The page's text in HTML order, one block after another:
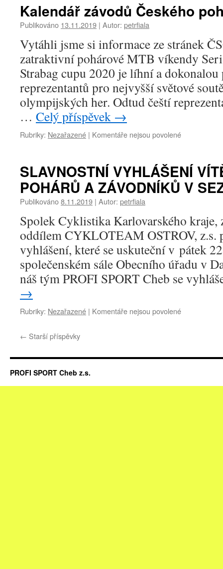
Kalendář
poháru
silnice
Kalendář závodů Českého
Publikováno 13.11.2019 | Autor: petrfiala
Vytáhli jsme si informace ze stránek
zatraktivní pohárové MTB víkendy
Strabag cupu 2020 je líhní a
reprezentantů pro nejvyšší světové
olympijských her. Odtud čeští
… Celý příspěvek →
Rubriky: Nezařazené | Komentáře nejsou povolenéu
názvem
Kalendář
závodů
Českého
kol
SLAVNOSTNÍ VYHLÁŠENÍ
POHÁRŮ A ZÁVODNÍKŮ V
Publikováno8.11.2019 | Autor: petrfiala
Spolek Cyklistika Karlovarského kraje,
oddílem CYKLOTEAM OSTROV, z.s.
vyhlášení, které se uskuteční v pátek
společenském sále Obecního úřadu v
náš tým PROFI SPORT Cheb se
→
Rubriky: Nezařazené | Komentáře nejsou povolenéu
VYHLÁŠENÍ
← Starší příspěvky
PROFI SPORT Cheb z.s.